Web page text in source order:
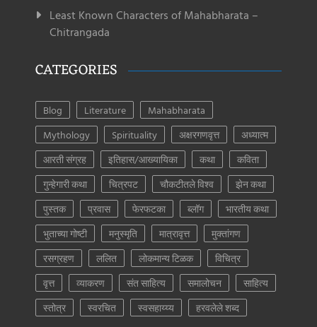
Least Known Characters of Mahabharata –
Chitrangada
CATEGORIES
Blog Literature
Mahabharata
Mythology
Spirituality अक्षरगणवृत्त
अध्यात्म
आरती संग्रह
इतिहास/आख्यायिका कथा
कविता
गुन्हेगारी कथा
चित्रपट चौकटीतले विश्व
झेन कथा
पुस्तक
प्रवास फेरफटका ब्लॉग
भारतीय कथा
भुताच्या गोष्टी
मनुस्मृति मात्रावृत्त
मुक्तांगण
रसग्रहण
ललित लोकमान्य टिळक
विचित्र
वृत्त
व्याकरण संत साहित्य समालोचन
साहित्य
स्तोत्र
स्वरचित स्वसहाय्य्य हरवलेले शब्द